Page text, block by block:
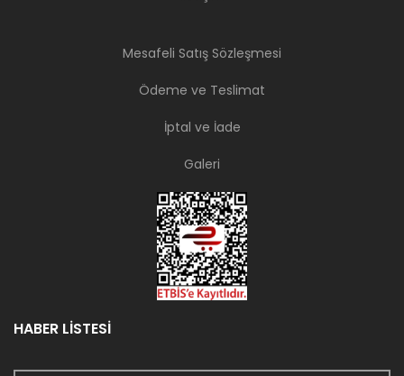
Mesafeli Satış Sözleşmesi
Ödeme ve Teslimat
İptal ve İade
Galeri
HABER LİSTESİ